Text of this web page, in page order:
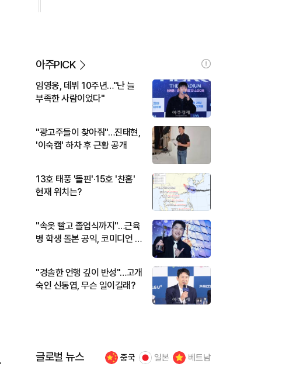
아주PICK
임영웅, 데뷔 10주년…"난 늘
부족한 사람이었다"
"광고주들이 찾아줘"…진태현,
'이숙캠' 하차 후 근황 공개
13호 태풍 '돌핀'·15호 '찬홈'
현재 위치는?
"속옷 빨고 졸업식까지"…근육
병 학생 돌본 공익, 코미디언 김
"경솔한 언행 깊이 반성"…고개
숙인 신동엽, 무슨 일이길래?
글로벌 뉴스 중국 일본 베트남